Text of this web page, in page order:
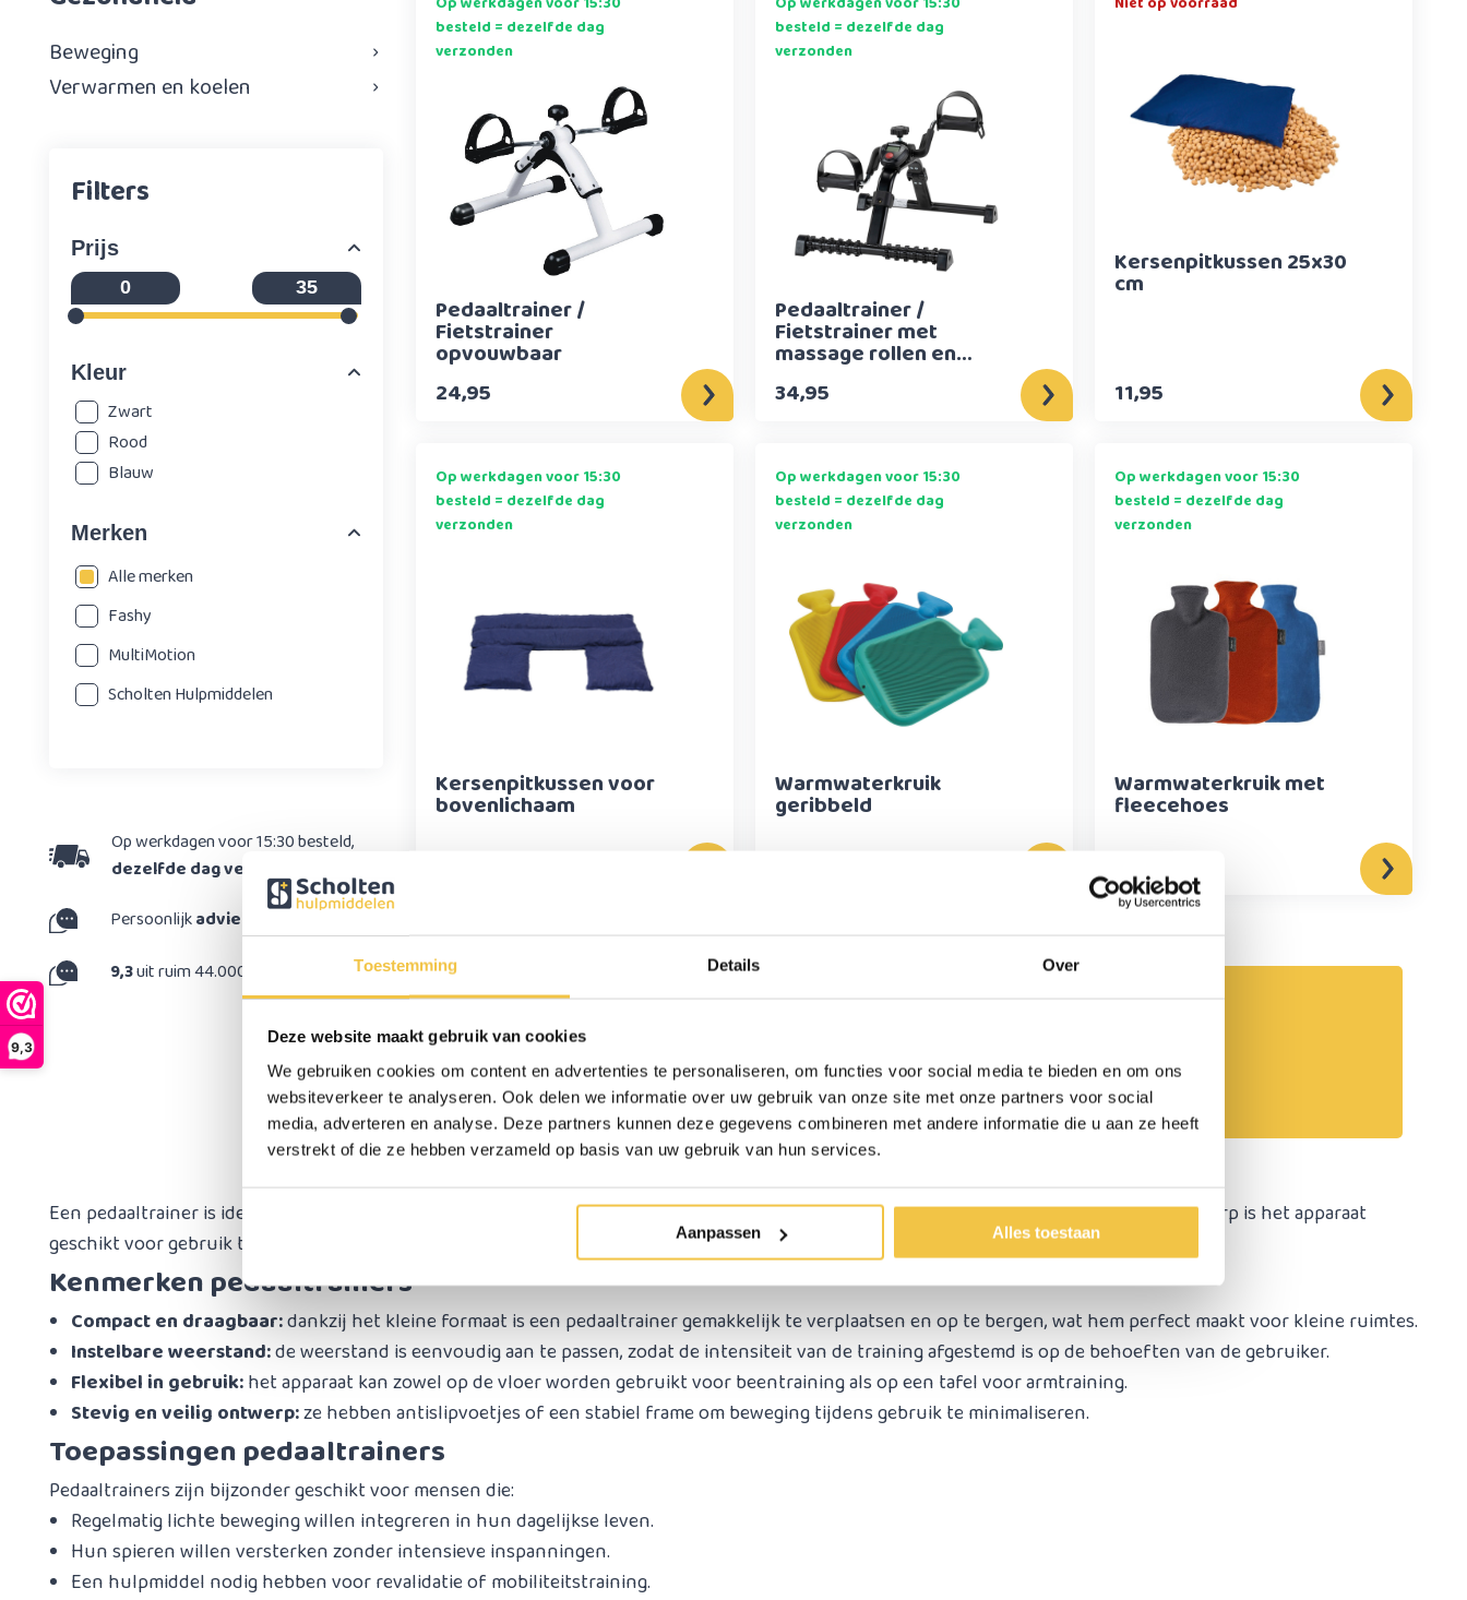
Toestemming Details Over
Deze website maakt gebruik van cookies
We gebruiken cookies om content en advertenties te personaliseren, om functies voor social media te bieden en om ons
websiteverkeer te analyseren. Ook delen we informatie over uw gebruik van onze site met onze partners voor social
media, adverteren en analyse. Deze partners kunnen deze gegevens combineren met andere informatie die u aan ze heeft
verstrekt of die ze hebben verzameld op basis van uw gebruik van hun services.
Aanpassen Alles toestaan
9,3
Beweging
Verwarmen en koelen
Filters
Prijs
Kleur
Zwart
Rood
Blauw
Merken
Alle merken
Fashy
MultiMotion
Scholten Hulpmiddelen
Op werkdagen voor 15:30 besteld,
dezelfde dag verzonden
Persoonlijkadvies
9,3uit ruim 44.000 reviews
besteld = dezelfde dag
verzonden
Pedaaltrainer /
Fietstrainer
opvouwbaar
24,95
besteld = dezelfde dag
verzonden
Pedaaltrainer /
Fietstrainer met
massage rollen en
digitaal display
(inklapbaar)
34,95
Kersenpitkussen 25x30
cm
11,95
Op werkdagen voor 15:30
besteld = dezelfde dag
verzonden
Kersenpitkussen voor
bovenlichaam
Op werkdagen voor 15:30
besteld = dezelfde dag
verzonden
Warmwaterkruik
geribbeld
Op werkdagen voor 15:30
besteld = dezelfde dag
verzonden
Warmwaterkruik met
fleecehoes
12,95
Hulp nodig bij het
maken van een keuze?
Persoonlijk advies
Start chat
Een pedaaltrainer is ideaal als het gaat om het verbeteren of behouden van conditie, mobiliteit en spierkracht. Dankzij het compacte ontwerp is het apparaat
geschikt voor gebruik thuis en is het geschikt voor zowel benen- als armoefeningen.
Kenmerken pedaaltrainers
Compact en draagbaar:dankzij het kleine formaat is een pedaaltrainer gemakkelijk te verplaatsen en op te bergen, wat hem perfect maakt voor kleine ruimtes.
Instelbare weerstand:de weerstand is eenvoudig aan te passen, zodat de intensiteit van de training afgestemd is op de behoeften van de gebruiker.
Flexibel in gebruik:het apparaat kan zowel op de vloer worden gebruikt voor beentraining als op een tafel voor armtraining.
Stevig en veilig ontwerp:ze hebben antislipvoetjes of een stabiel frame om beweging tijdens gebruik te minimaliseren.
Toepassingen pedaaltrainers
Pedaaltrainers zijn bijzonder geschikt voor mensen die:
Regelmatig lichte beweging willen integreren in hun dagelijkse leven.
Hun spieren willen versterken zonder intensieve inspanningen.
Een hulpmiddel nodig hebben voor revalidatie of mobiliteitstraining.